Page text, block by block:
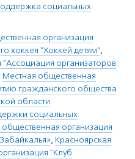
социальных
организация
хоккея "Хоккей детям",
организаторов
Местная общественная
гражданского общества
области
социальных
общественная организация
, Красноярская
"Клуб